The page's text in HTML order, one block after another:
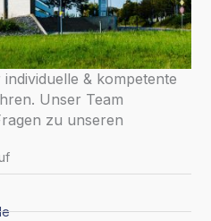
& kompetente
Unser Team
zu unseren